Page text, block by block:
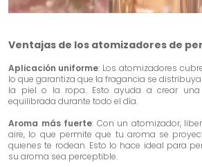
Ventajas de los atomizadores de
Aplicación uniforme: Los atomizadores
lo que garantiza que la fragancia se
la piel o la ropa. Esto ayuda a crear una
equilibrada durante todo el día.
Aroma más fuerte: Con un atomizador,
aire, lo que permite que tu aroma se
quienes te rodean. Esto lo hace ideal para
su aroma sea perceptible.